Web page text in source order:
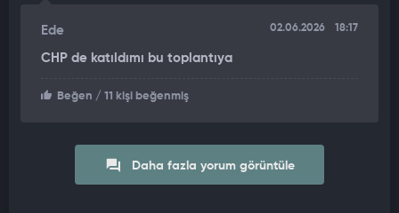
mutlaka dikkate alınması gereken ciddi bir tehdit unsuru
haline gelmiş durumda." ifadelerini kullandı.
Ede 02.06.2026 18:17
CHP de katıldımı bu toplantıya
Beğen / 11 kişi beğenmiş
Daha fazla yorum görüntüle